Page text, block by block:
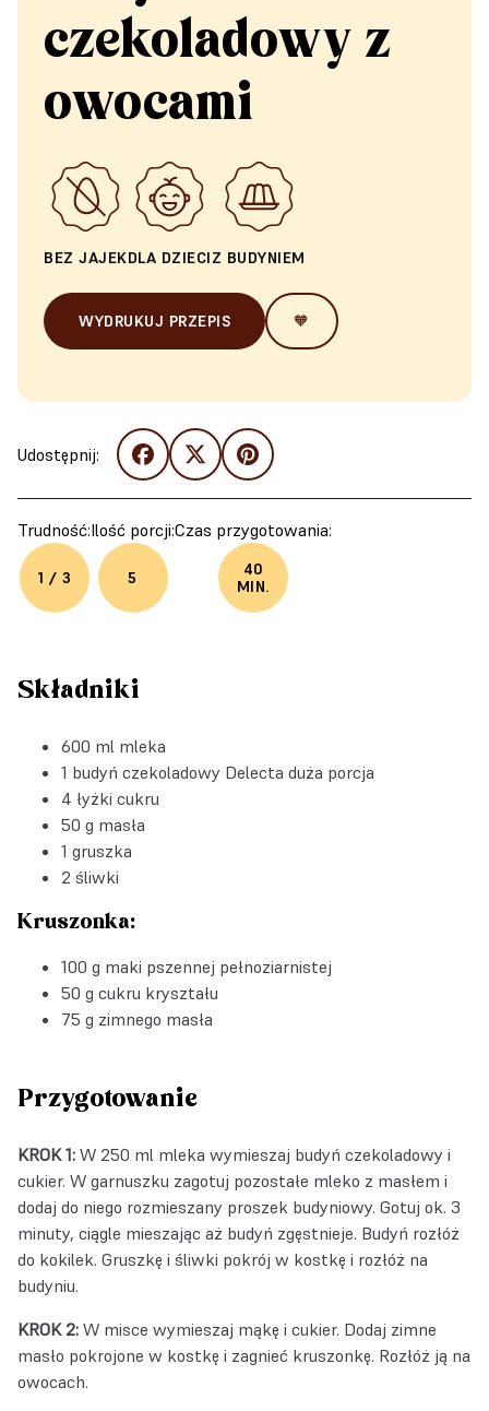
czekoladowy z
owocami
BEZ JAJEKDLA DZIECIZ BUDYNIEM
WYDRUKUJ PRZEPIS 🧡
Udostępnij:
Trudność:
1 / 3
Ilość porcji:
5
Czas przygotowania:
40
MIN.
Składniki
600 ml mleka
1 budyń czekoladowy Delecta duża porcja
4 łyżki cukru
50 g masła
1 gruszka
2 śliwki
Kruszonka:
100 g maki pszennej pełnoziarnistej
50 g cukru kryształu
75 g zimnego masła
Przygotowanie
KROK 1: W 250 ml mleka wymieszaj budyń czekoladowy i
cukier. W garnuszku zagotuj pozostałe mleko z masłem i
dodaj do niego rozmieszany proszek budyniowy. Gotuj ok. 3
minuty, ciągle mieszając aż budyń zgęstnieje. Budyń rozłóż
do kokilek. Gruszkę i śliwki pokrój w kostkę i rozłóż na
budyniu.
KROK 2: W misce wymieszaj mąkę i cukier. Dodaj zimne
masło pokrojone w kostkę i zagnieć kruszonkę. Rozłóż ją na
owocach.